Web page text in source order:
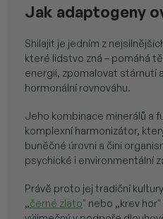
Jak adaptogeny
Shilajit je jedním z
které lidstvo zná – pomáhá
energii, zpomalovat stárnutí
hormonální rovnováhu.
Jeho kombinace minerálů a
komplexní harmonizátor,
buněčné úrovni a činí
psychické i environmentální
Právě proto jej tradiční
„černé zlato" nebo „krev